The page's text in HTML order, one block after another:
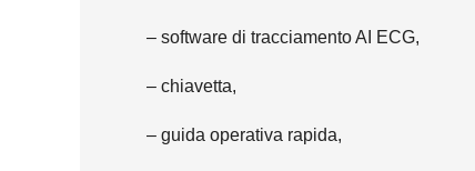
– software di tracciamento AI ECG,
– chiavetta,
– guida operativa rapida,